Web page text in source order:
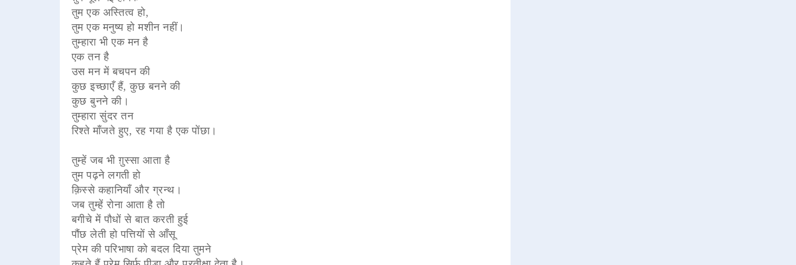
तुम एक अस्तित्व हो,
तुम एक मनुष्य हो मशीन नहीं।
तुम्हारा भी एक मन है
एक तन है
उस मन में बचपन की
कुछ इच्छाएँ हैं, कुछ बनने की
कुछ बुनने की।
तुम्हारा सुंदर तन
रिश्ते माँजते हुए, रह गया है एक पोंछा।
तुम्हें जब भी ग़ुस्सा आता है
तुम पढ़ने लगती हो
क़िस्से कहानियाँ और ग्रन्थ।
जब तुम्हें रोना आता है तो
बगीचे में पौधों से बात करती हुई
पौंछ लेती हो पत्तियों से आँसू
प्रेम की परिभाषा को बदल दिया तुमने